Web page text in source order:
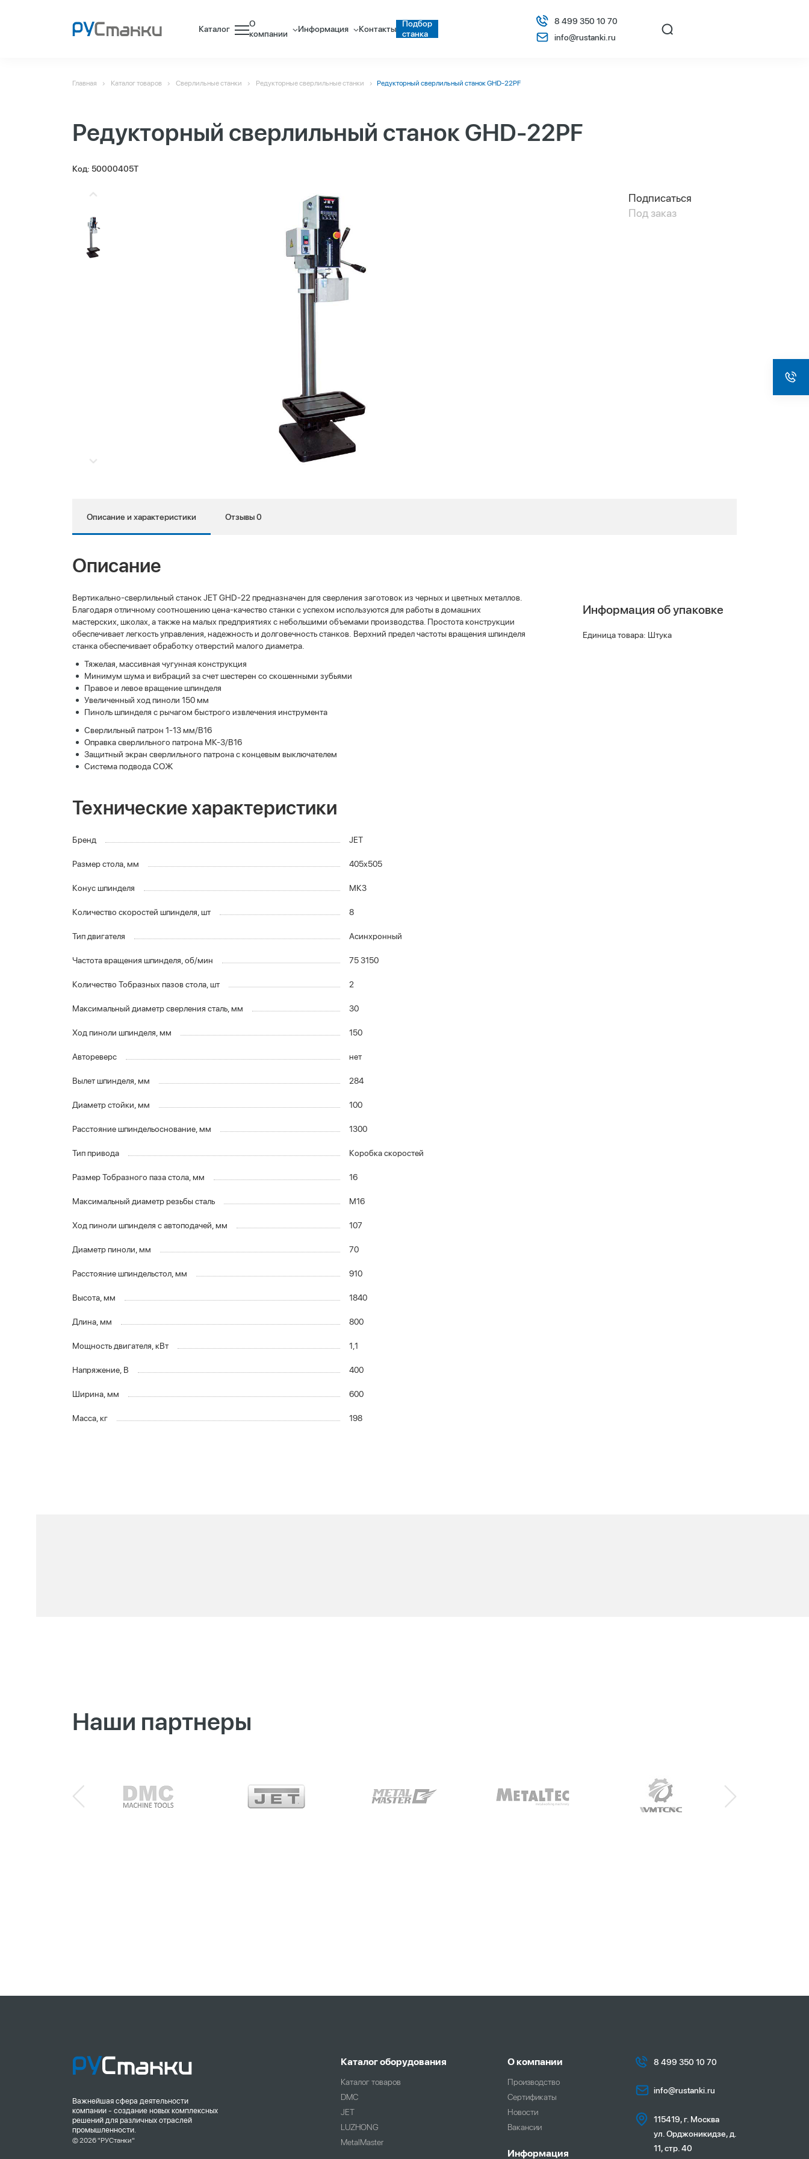
Каталог
О
компании
Информация Контакты
Подбор
станка
8 499 350 10 70
info@rustanki.ru
Главная Каталог товаров Сверлильные станки Редукторные сверлильные станки Редукторный сверлильный станок GHD-22PF
Редукторный сверлильный станок GHD-22PF
Код: 50000405T
Подписаться
Под заказ
Описание и характеристики Отзывы 0
Описание
Вертикально-сверлильный станок JET GHD-22 предназначен для сверления заготовок из черных и цветных металлов.
Благодаря отличному соотношению цена-качество станки с успехом используются для работы в домашних
мастерских, школах, а также на малых предприятиях с небольшими объемами производства. Простота конструкции
обеспечивает легкость управления, надежность и долговечность станков. Верхний предел частоты вращения шпинделя
станка обеспечивает обработку отверстий малого диаметра.
Тяжелая, массивная чугунная конструкция
Минимум шума и вибраций за счет шестерен со скошенными зубьями
Правое и левое вращение шпинделя
Увеличенный ход пиноли 150 мм
Пиноль шпинделя с рычагом быстрого извлечения инструмента
Сверлильный патрон 1-13 мм/В16
Оправка сверлильного патрона МК-3/В16
Защитный экран сверлильного патрона с концевым выключателем
Система подвода СОЖ
Технические характеристики
Бренд JET
Размер стола, мм 405x505
Конус шпинделя МК3
Количество скоростей шпинделя, шт 8
Тип двигателя Асинхронный
Частота вращения шпинделя, об/мин 75 3150
Количество Тобразных пазов стола, шт 2
Максимальный диаметр сверления сталь, мм 30
Ход пиноли шпинделя, мм 150
Автореверс нет
Вылет шпинделя, мм 284
Диаметр стойки, мм 100
Расстояние шпиндельоснование, мм 1300
Тип привода Коробка скоростей
Размер Тобразного паза стола, мм 16
Максимальный диаметр резьбы сталь М16
Ход пиноли шпинделя с автоподачей, мм 107
Диаметр пиноли, мм 70
Расстояние шпиндельстол, мм 910
Высота, мм 1840
Длина, мм 800
Мощность двигателя, кВт 1,1
Напряжение, В 400
Ширина, мм 600
Масса, кг 198
Информация об упаковке
Единица товара: Штука
Наши партнеры
Важнейшая сфера деятельности
компании - создание новых комплексных
решений для различных отраслей
промышленности.
© 2026 "РУСтанки"
Каталог оборудования
Каталог товаров
DMC
JET
LUZHONG
MetalMaster
О компании
Производство
Сертификаты
Новости
Вакансии
Информация
8 499 350 10 70
info@rustanki.ru
115419, г. Москва
ул. Орджоникидзе, д.
11, стр. 40